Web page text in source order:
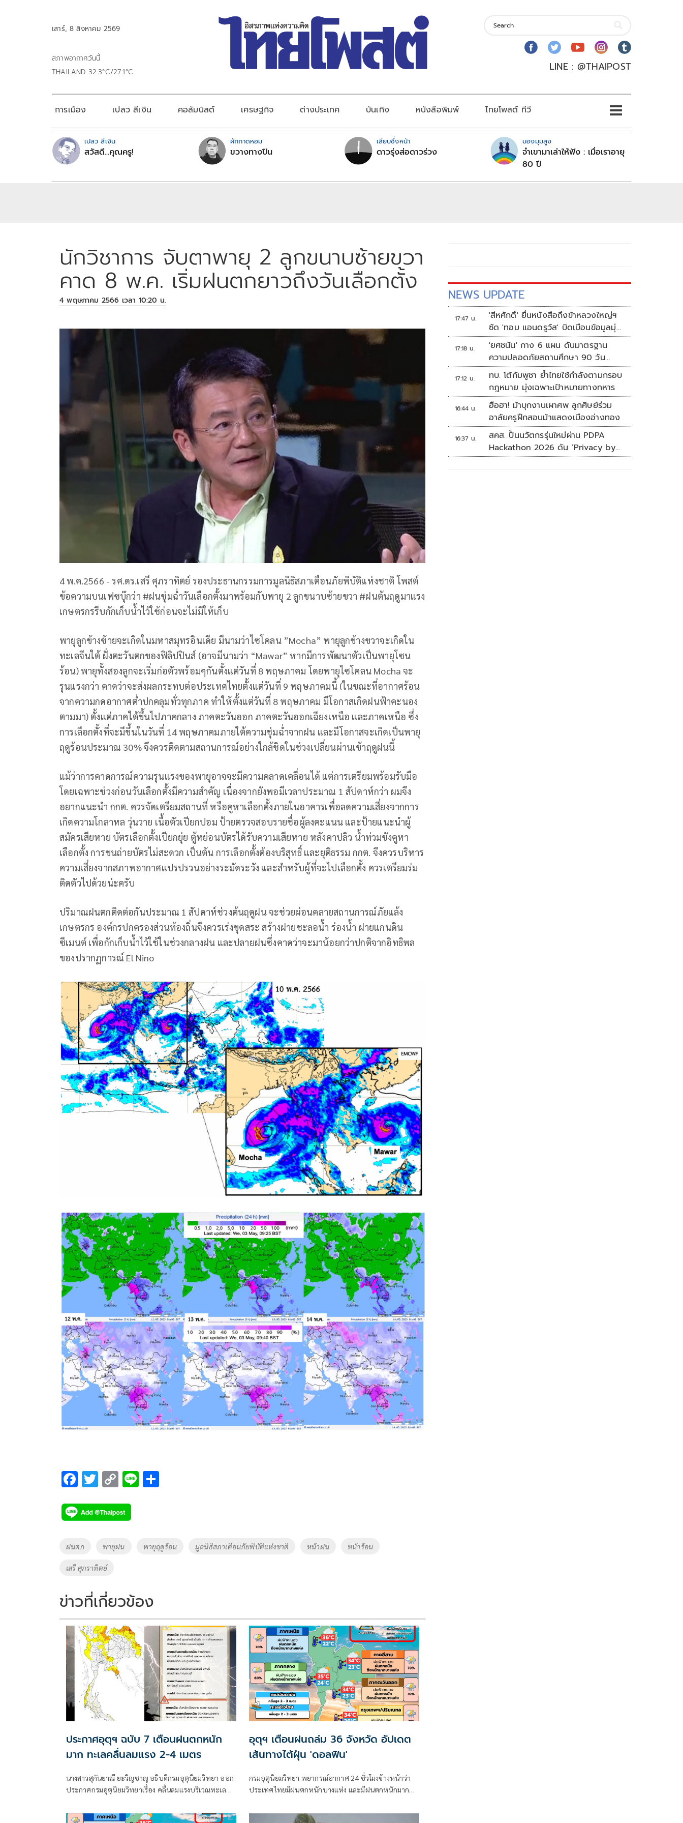
เสาร์, 8 สิงหาคม 2569
สภาพอากาศวันนี้
THAILAND 32.3°C/27.1°C
LINE : @THAIPOST
การเมือง เปลว สีเงิน คอลัมนิสต์ เศรษฐกิจ ต่างประเทศ บันเทิง หนังสือพิมพ์ ไทยโพสต์ ทีวี
เปลว สีเงิน
สวัสดี...คุณครู!
ผักกาดหอม
ขวางทางปืน
เสียบซึ่งหน้า
ดาวรุ่งส่อดาวร่วง
มองมุมสูง
จำเขามาเล่าให้ฟัง : เมื่อเราอายุ
80 ปี
นักวิชาการ จับตาพายุ 2 ลูกขนาบซ้ายขวา
คาด 8 พ.ค. เริ่มฝนตกยาวถึงวันเลือกตั้ง
4 พฤษภาคม 2566 เวลา 10:20 น.
4 พ.ค.2566 - รศ.ดร.เสรี ศุภราทิตย์ รองประธานกรรมการมูลนิธิสภาเตือนภัยพิบัติแห่งชาติ โพสต์
ข้อความบนเฟซบุ๊กว่า #ฝนชุ่มฉ่ำวันเลือกตั้งมาพร้อมกับพายุ 2 ลูกขนาบซ้ายขวา #ฝนต้นฤดูมาแรง
เกษตรกรรีบกักเก็บน้ำไว้ใช้ก่อนจะไม่มีให้เก็บ
พายุลูกข้างซ้ายจะเกิดในมหาสมุทรอินเดีย มีนามว่าไซโคลน ”Mocha” พายุลูกข้างขวาจะเกิดใน
ทะเลจีนใต้ ฝั่งตะวันตกของฟิลิปปินส์ (อาจมีนามว่า “Mawar” หากมีการพัฒนาตัวเป็นพายุโซน
ร้อน) พายุทั้งสองลูกจะเริ่มก่อตัวพร้อมๆกันตั้งแต่วันที่ 8 พฤษภาคม โดยพายุไซโคลน Mocha จะ
รุนแรงกว่า คาดว่าจะส่งผลกระทบต่อประเทศไทยตั้งแต่วันที่ 9 พฤษภาคมนี้ (ในขณะที่อากาศร้อน
จากความกดอากาศต่ำปกคลุมทั่วทุกภาค ทำให้ตั้งแต่วันที่ 8 พฤษภาคม มีโอกาสเกิดฝนฟ้าคะนอง
ตามมา) ตั้งแต่ภาคใต้ขึ้นไปภาคกลาง ภาคตะวันออก ภาคตะวันออกเฉียงเหนือ และภาคเหนือ ซึ่ง
การเลือกตั้งที่จะมีขึ้นในวันที่ 14 พฤษภาคมภายใต้ความชุ่มฉ่ำจากฝน และมีโอกาสจะเกิดเป็นพายุ
ฤดูร้อนประมาณ 30% จึงควรติดตามสถานการณ์อย่างใกล้ชิดในช่วงเปลี่ยนผ่านเข้าฤดูฝนนี้
แม้ว่าการคาดการณ์ความรุนแรงของพายุอาจจะมีความคลาดเคลื่อนได้ แต่การเตรียมพร้อมรับมือ
โดยเฉพาะช่วงก่อนวันเลือกตั้งมีความสำคัญ เนื่องจากยังพอมีเวลาประมาณ 1 สัปดาห์กว่า ผมจึง
อยากแนะนำ กกต. ควรจัดเตรียมสถานที่ หรือคูหาเลือกตั้งภายในอาคารเพื่อลดความเสี่ยงจากการ
เกิดความโกลาหล วุ่นวาย เนื้อตัวเปียกปอม ป้ายตรวจสอบรายชื่อผู้ลงคะแนน และป้ายแนะนำผู้
สมัครเสียหาย บัตรเลือกตั้งเปียกยุ่ย ตู้หย่อนบัตรได้รับความเสียหาย หลังคาปลิว น้ำท่วมขังคูหา
เลือกตั้ง การขนถ่ายบัตรไม่สะดวก เป็นต้น การเลือกตั้งต้องบริสุทธิ์ และยุติธรรม กกต. จึงควรบริหาร
ความเสี่ยงจากสภาพอากาศแปรปรวนอย่างระมัดระวัง และสำหรับผู้ที่จะไปเลือกตั้ง ควรเตรียมร่ม
ติดตัวไปด้วยน่ะครับ
ปริมาณฝนตกติดต่อกันประมาณ 1 สัปดาห์ช่วงต้นฤดูฝน จะช่วยผ่อนคลายสถานการณ์ภัยแล้ง
เกษตรกร องค์กรปกครองส่วนท้องถิ่นจึงควรเร่งขุดสระ สร้างฝายชะลอน้ำ ร่องน้ำ ฝายแกนดิน
ซีเมนต์ เพื่อกักเก็บน้ำไว้ใช้ในช่วงกลางฝน และปลายฝนซึ่งคาดว่าจะมาน้อยกว่าปกติจากอิทธิพล
ของปรากฏการณ์ El Nino
F
e
b
o
k
T
tt
er
C
p
y
Li
Li
Tags
ฝนตก พายุฝน พายุฤดูร้อน มูลนิธิสภาเตือนภัยพิบัติแห่งชาติ หน้าฝน หน้าร้อน
เสรี ศุภราทิตย์
ข่าวที่เกี่ยวข้อง
ประกาศอุตุฯ ฉบับ 7 เตือนฝนตกหนัก
มาก ทะเลคลื่นลมแรง 2-4 เมตร
นางสาวสุกันยาณี ยะวิญชาญ อธิบดีกรมอุตุนิยมวิทยา ออก
ประกาศกรมอุตุนิยมวิทยาเรื่อง คลื่นลมแรงบริเวณทะเล
หนักมากบริเวณประเทศไทย
อุตุฯ เตือนฝนถล่ม 36 จังหวัด อัปเดต
เส้นทางไต้ฝุ่น 'ดอลฟิน'
กรมอุตุนิยมวิทยา พยากรณ์อากาศ 24 ชั่วโมงข้างหน้าว่า
ประเทศไทยมีฝนตกหนักบางแห่ง และมีฝนตกหนักมาก
ตะวันออก
NEWS UPDATE
17:47 น.
'สีหศักดิ์' ยื่นหนังสือถึงข้าหลวงใหญ่ฯ
ซัด 'ทอม แอนดรูว์ส' บิดเบือนข้อมูลมุ่ง
แสวงหาผลประโยชน์ทางการเมือง
17:18 น.
'ยศชนัน' กาง 6 แผน ดันมาตรฐาน
ความปลอดภัยสถานศึกษา 90 วัน
ป้องกันก่อเหตุรุนแรง
17:12 น.
ทบ. โต้กัมพูชา ย้ำไทยใช้กำลังตามกรอบ
กฎหมาย มุ่งเฉพาะเป้าหมายทางทหาร
16:44 น.
ฮือฮา! ม้าบุกงานเผาศพ ลูกศิษย์ร่วม
อาลัยครูฝึกสอนม้าแสดงเมืองอ่างทอง
16:37 น.
สคส. ปั้นนวัตกรรุ่นใหม่ผ่าน PDPA
Hackathon 2026 ดัน ‘Privacy by
Design for all’ สู่โซลูชันคุ้มครอง